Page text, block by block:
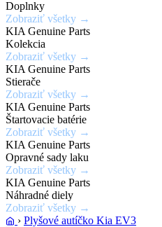
Zaregistrovať
sa
Vyhľadať
diel
Zobraziť
ponuku
drobných
poškodení
laku
karosérie
Zobraziť
ponuku
Doplnky
Zobraziť všetky →
KIA Genuine Parts
Kolekcia
Zobraziť všetky →
KIA Genuine Parts
Stierače
Zobraziť všetky →
KIA Genuine Parts
Štartovacie batérie
Zobraziť všetky →
KIA Genuine Parts
Opravné sady laku
Zobraziť všetky →
KIA Genuine Parts
Náhradné diely
Zobraziť všetky →
› Plyšové autíčko Kia EV3